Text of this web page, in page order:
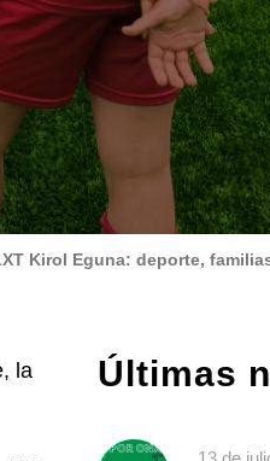
Kirol Eguna: deporte,
la
Últimas